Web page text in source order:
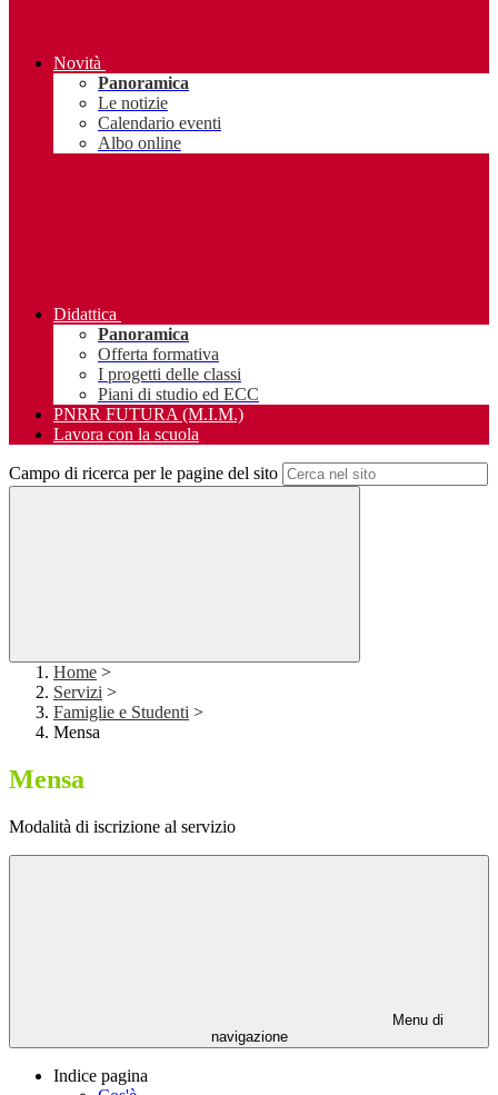
Novità
Panoramica
Le notizie
Calendario eventi
Albo online
Didattica
Panoramica
Offerta formativa
I progetti delle classi
Piani di studio ed ECC
PNRR FUTURA (M.I.M.)
Lavora con la scuola
Campo di ricerca per le pagine del sito
Home >
Servizi >
Famiglie e Studenti >
Mensa
Mensa
Modalità di iscrizione al servizio
Menu di
navigazione
Indice pagina